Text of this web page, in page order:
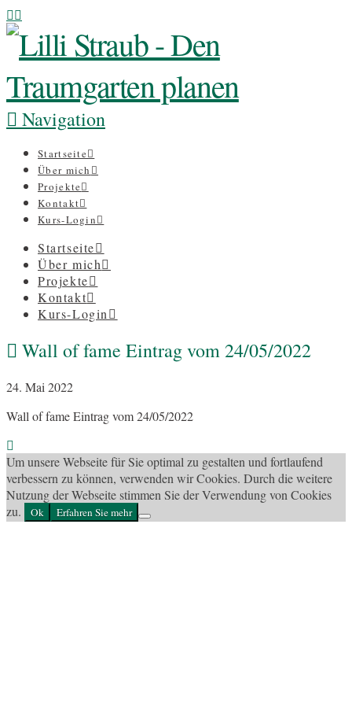
Navigation
Startseite
Über mich
Projekte
Kontakt
Kurs-Login
Startseite
Über mich
Projekte
Kontakt
Kurs-Login
Wall of fame Eintrag vom 24/05/2022
24. Mai 2022
Wall of fame Eintrag vom 24/05/2022
Um unsere Webseite für Sie optimal zu gestalten und fortlaufend
verbessern zu können, verwenden wir Cookies. Durch die weitere
Nutzung der Webseite stimmen Sie der Verwendung von Cookies
zu.
Ok Erfahren Sie mehr